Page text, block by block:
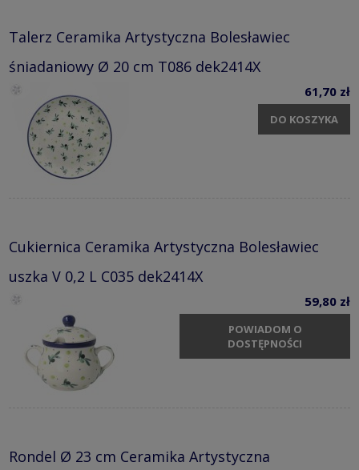
Talerz Ceramika Artystyczna Bolesławiec
śniadaniowy Ø 20 cm T086 dek2414X
61,70 zł
DO KOSZYKA
Cukiernica Ceramika Artystyczna Bolesławiec
uszka V 0,2 L C035 dek2414X
59,80 zł
POWIADOM O
DOSTĘPNOŚCI
Rondel Ø 23 cm Ceramika Artystyczna